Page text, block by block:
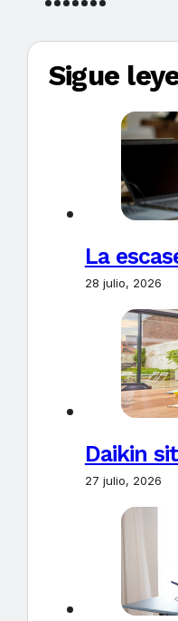
Sigue
La
28 julio, 2026
Daikin
27 julio, 2026